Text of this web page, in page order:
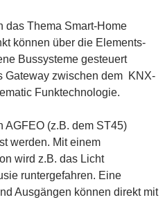
das Thema Smart-Home
können über die Elements-
Bussysteme gesteuert
Gateway zwischen dem KNX-
Funktechnologie.
AGFEO (z.B. dem ST45)
werden. Mit einem
wird z.B. das Licht
runtergefahren. Eine
Ausgängen können direkt mit